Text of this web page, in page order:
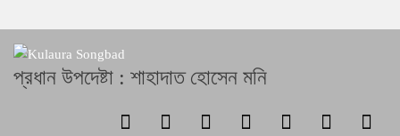
প্রধান উপদেষ্টা : শাহাদাত হোসেন মনি